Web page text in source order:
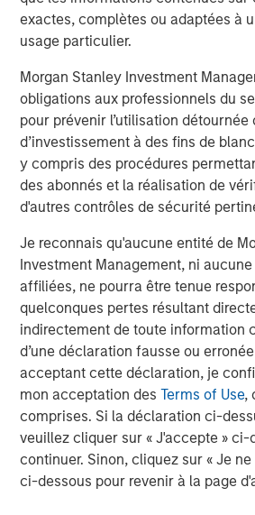
exactes, complètes ou adaptées à
usage particulier.
Morgan Stanley Investment
obligations aux professionnels du
pour prévenir l’utilisation détournée
d’investissement à des fins de
y compris des procédures
des abonnés et la réalisation de
d'autres contrôles de sécurité
Je reconnais qu'aucune entité de
Investment Management, ni
affiliées, ne pourra être tenue
quelconques pertes résultant
indirectement de toute information
d’une déclaration fausse ou
acceptant cette déclaration, je
mon acceptation desTerms of Use,
comprises. Si la déclaration ci-
veuillez cliquer sur « J'accepte » ci-
continuer. Sinon, cliquez sur « Je
ci-dessous pour revenir à la page
Supervisory Authority (
Finanzdienstleistungsgsaufsicht
of securities of the Company are
to read the offer document and all
connection with the Offer as they
important information.
The Offer will be made exclusively
Federal Republic of Germany,
the BörsG and certain provisions of
the United States of America
tender offers. The Offer will not be
the provisions of jurisdictions other
Federal Republic of Germany or the
America (to the extent applicable).
announcements, registrations,
of the Offer outside of the Federal
have been filed, arranged for or
holders of, securities in the
having recourse to provisions for the
investors in any jurisdiction other
the Federal Republic of Germany.